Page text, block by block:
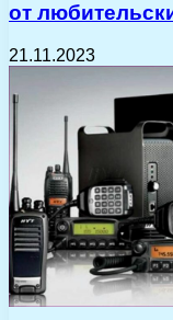
от
21.11.2023